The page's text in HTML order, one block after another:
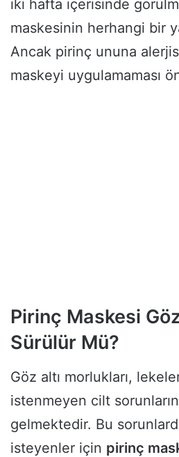
iki hafta içerisinde
maskesinin herhangi bir
Ancak pirinç ununa
maskeyi uygulamaması
Pirinç Maskesi
Sürülür Mü?
Göz altı morlukları,
istenmeyen cilt
gelmektedir. Bu
isteyenler için pirinç